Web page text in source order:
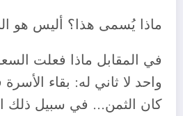
ماذا يُسمى هذا؟ أليس هو
في المقابل ماذا فعلت
واحد لا ثاني له: بقاء
كان الثمن… في سبيل ذلك